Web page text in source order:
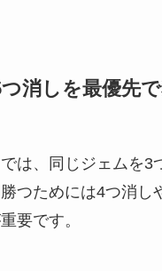
消しを最優先で
は、同じジェムを3
つためには4つ消し
要です。